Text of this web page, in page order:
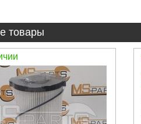
товары